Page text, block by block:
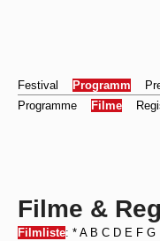
Festival Programm
Programme
Filme
Filme &
Filmliste: * A B C D E F G